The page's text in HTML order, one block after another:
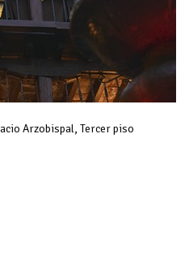
Arzobispal, Tercer piso